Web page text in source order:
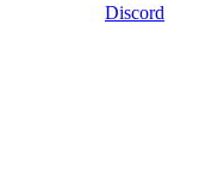
Discord